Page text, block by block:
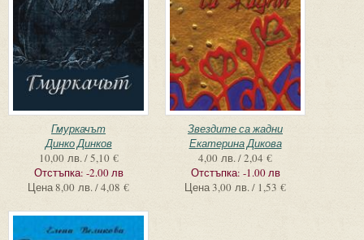
Гмуркачът
Динко Динков
10,00 лв. / 5,10 €
Отстъпка: -2.00 лв
Цена8,00 лв. / 4,08 €
Звездите са жадни
Екатерина Дикова
4,00 лв. / 2,04 €
Отстъпка: -1.00 лв
Цена3,00 лв. / 1,53 €